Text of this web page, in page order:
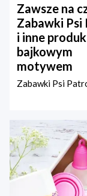
Zawsze na
Zabawki Psi
i inne
bajkowym
motywem
Zabawki Psi